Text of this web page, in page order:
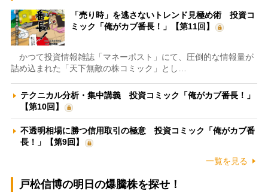
「売り時」を逃さないトレンド見極め術 投資コ
ミック「俺がカブ番長！」【第11回】
かつて投資情報雑誌「マネーポスト」にて、圧倒的な情報量が
詰め込まれた「天下無敵の株コミック」とし…
テクニカル分析・集中講義 投資コミック「俺がカブ番長！」
【第10回】
不透明相場に勝つ信用取引の極意 投資コミック「俺がカブ番
長！」【第9回】
一覧を見る
戸松信博の明日の爆騰株を探せ！